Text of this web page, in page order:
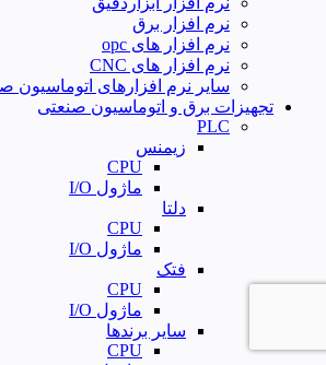
نرم افزار برق
نرم افزار های opc
نرم افزار های CNC
سایر نرم افزارهای اتوماسیون
تجهیزات برق و اتوماسیون صنعتی
PLC
زیمنس
CPU
ماژول I/O
دلتا
CPU
ماژول I/O
فتک
CPU
ماژول I/O
سایر برندها
CPU